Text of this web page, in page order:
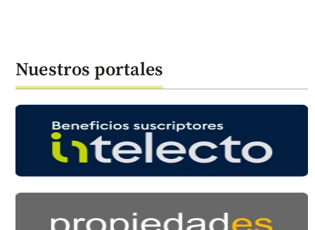
Nuestros portales